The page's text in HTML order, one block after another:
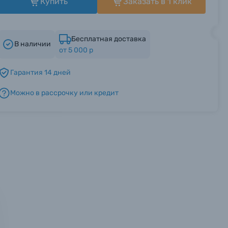
с
В наличии
Бесплатная доставка
от 5 000 р
Гарантия 14 дней
Можно в рассрочку или кредит